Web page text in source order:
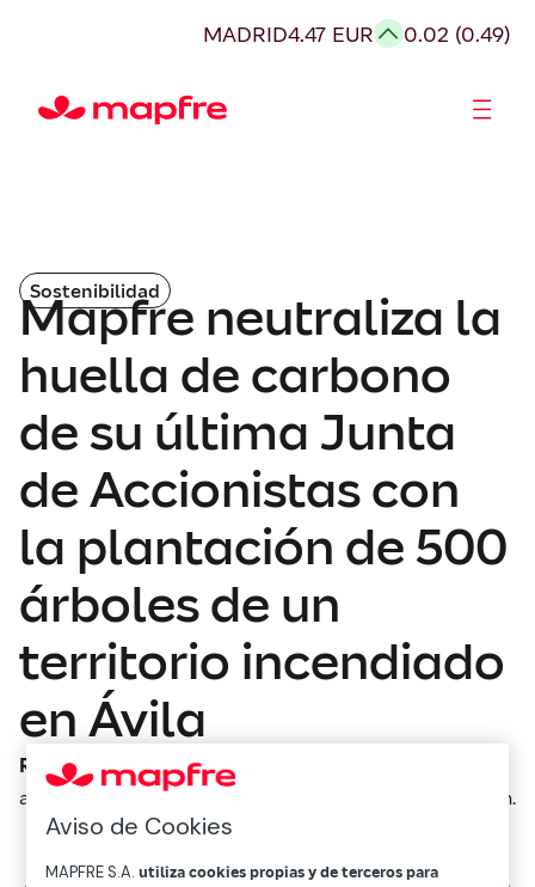
MADRID4.47 EUR 0.02 (0.49)
Sostenibilidad
Mapfre neutraliza la
huella de carbono
de su última Junta
de Accionistas con
la plantación de 500
árboles de un
territorio incendiado
en Ávila
Redacción Mapfre
abril 30, 2025
min.
Aviso de Cookies
MAPFRE S.A.utiliza cookies propias y de terceros para